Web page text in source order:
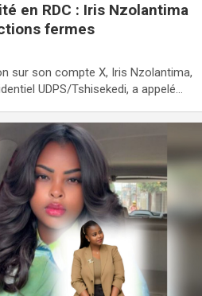
en RDC : Iris Nzolantima
fermes
sur son compte X, Iris Nzolantima,
UDPS/Tshisekedi, a appelé…